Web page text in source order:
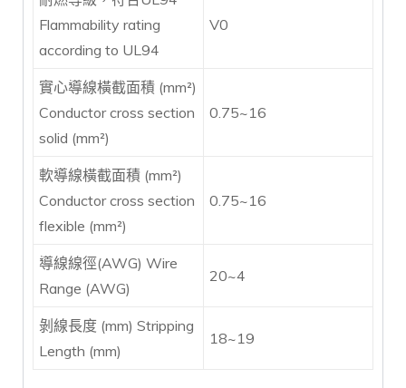
Flammability rating
according to UL94
V0
實心導線橫截面積 (mm²)
Conductor cross section
solid (mm²)
0.75~16
軟導線橫截面積 (mm²)
Conductor cross section
flexible (mm²)
0.75~16
導線線徑(AWG) Wire
Range (AWG)
20~4
剝線長度 (mm) Stripping
Length (mm)
18~19